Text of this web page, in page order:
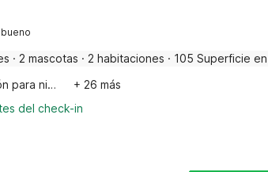
· 2 mascotas · 2 habitaciones · 105 Superficie en
Diversión para niños
+ 26 más
del check-in